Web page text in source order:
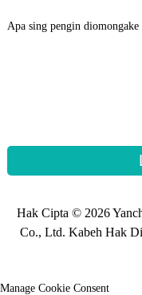
Apa sing pengin diomongake
Hak Cipta © 2026
Co., Ltd. Kabeh Hak
Manage Cookie Consent